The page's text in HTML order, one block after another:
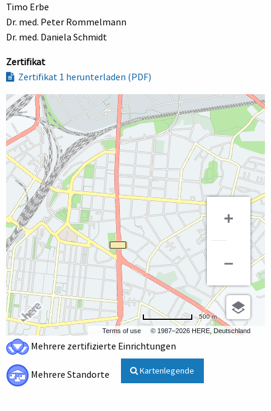
Timo Erbe
Dr. med. Peter Rommelmann
Dr. med. Daniela Schmidt
Zertifikat
Zertifikat 1 herunterladen (PDF)
Terms of use © 1987–2026 HERE, Deutschland
500 m
Mehrere zertifizierte Einrichtungen
Mehrere Standorte Kartenlegende